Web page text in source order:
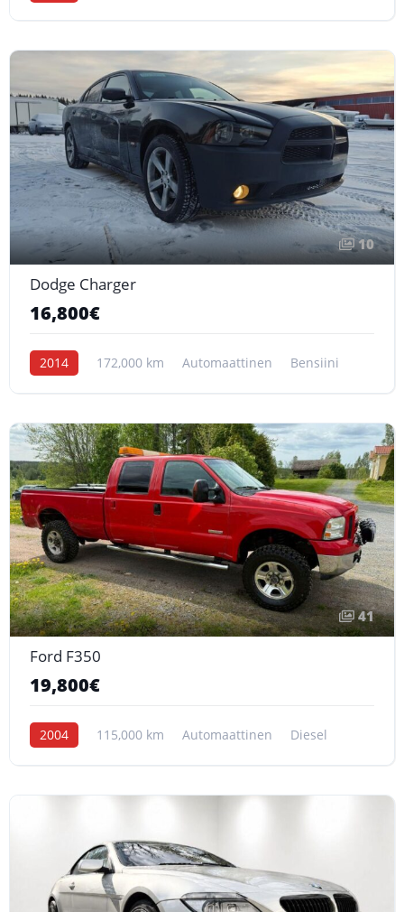
10
Dodge Charger
16,800€
2014 172,000 km Automaattinen Bensiini
41
Ford F350
19,800€
2004 115,000 km Automaattinen Diesel